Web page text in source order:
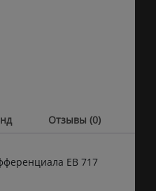
Отзывы (0)
ЕВ 717